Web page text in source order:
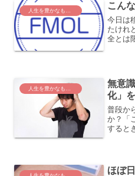
人生を豊かなものに こん
今日は
たけれ
全とは
いだろ
無意
化」
普段か
か？「
すると
う！例
ほぼ